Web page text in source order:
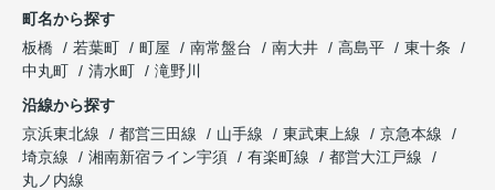
町名から探す
板橋
若葉町 町屋 南常盤台 南大井 高島平
東十条
中丸町
清水町
滝野川
沿線から探す
京浜東北線
都営三田線 山手線 東武東上線
京急本線
埼京線
湘南新宿ライン宇須 有楽町線
都営大江戸線
丸ノ内線